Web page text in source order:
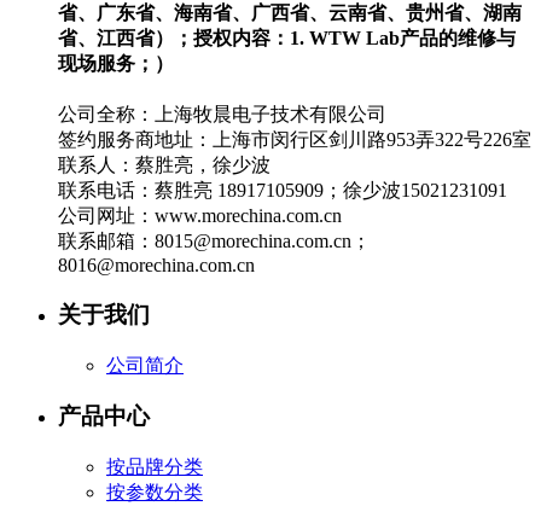
省、广东省、海南省、广西省、云南省、贵州省、湖南
省、江西省）；授权内容：1. WTW Lab产品的维修与
现场服务；）
公司全称：上海牧晨电子技术有限公司
签约服务商地址：上海市闵行区剑川路953弄322号226室
联系人：蔡胜亮，徐少波
联系电话：蔡胜亮 18917105909；徐少波15021231091
公司网址：www.morechina.com.cn
联系邮箱：8015@morechina.com.cn；
8016@morechina.com.cn
关于我们
公司简介
产品中心
按品牌分类
按参数分类